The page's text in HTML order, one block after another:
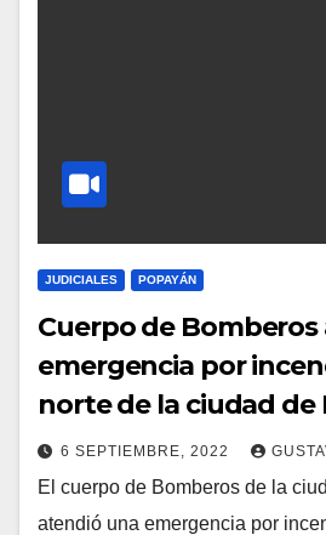
JUDICIALES POPAYÁN
Cuerpo de
emergencia por
norte de la ciudad de
6 SEPTIEMBRE, 2022
El cuerpo de Bomberos de la
atendió una emergencia por